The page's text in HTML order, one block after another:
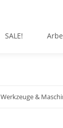
SALE!
Werkzeuge &